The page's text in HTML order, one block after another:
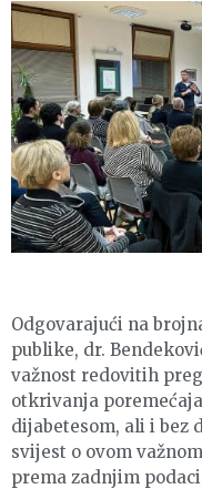
Odgovarajući na
publike, dr.
važnost redovitih
otkrivanja
dijabetesom, ali i bez
svijest o ovom
prema zadnjim